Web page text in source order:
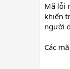
Mã lỗi
khiển
người
Các